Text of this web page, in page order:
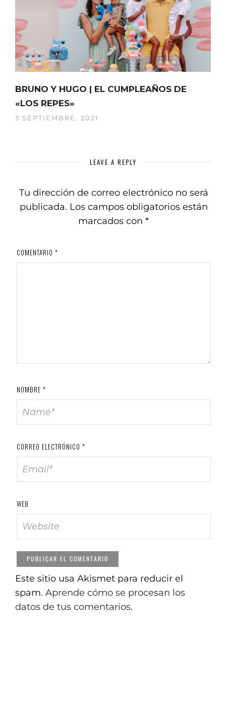
BRUNO Y HUGO | EL CUMPLEAÑOS DE
«LOS REPES»
3 SEPTIEMBRE, 2021
LEAVE A REPLY
Tu dirección de correo electrónico no será
publicada. Los campos obligatorios están
marcados con*
COMENTARIO *
NOMBRE *
CORREO ELECTRÓNICO *
WEB
Este sitio usa Akismet para reducir el
spam. Aprende cómo se procesan los
datos de tus comentarios.